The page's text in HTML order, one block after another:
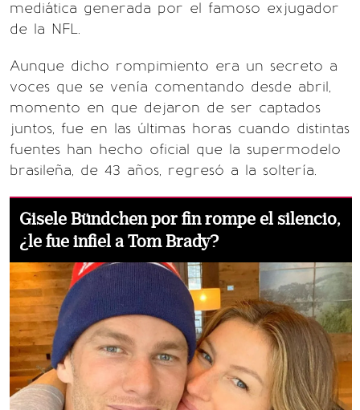
mediática generada por el famoso exjugador
de la NFL.
Aunque dicho rompimiento era un secreto a
voces que se venía comentando desde abril,
momento en que dejaron de ser captados
juntos, fue en las últimas horas cuando distintas
fuentes han hecho oficial que la supermodelo
brasileña, de 43 años, regresó a la soltería.
Gisele Bündchen por fin rompe el silencio,
¿le fue infiel a Tom Brady?